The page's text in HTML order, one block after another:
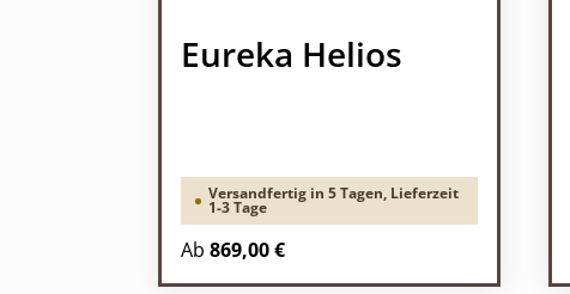
Eureka Helios
Versandfertig in 5 Tagen, Lieferzeit
1-3 Tage
Regulärer Preis:
Ab 869,00 €